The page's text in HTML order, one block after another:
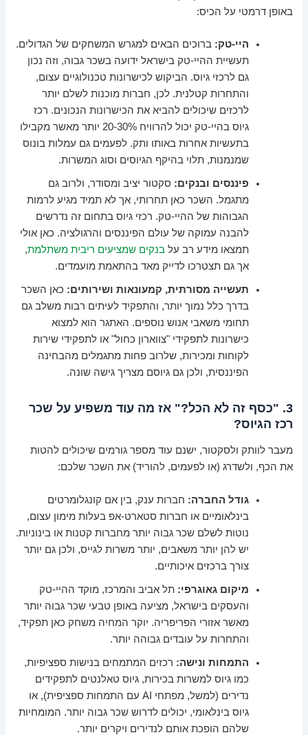
באופן דרמטי על הכיס:
היי-טק: ברוכים הבאים למגרש המשחקים של הגדולים.
תעשיית ההיי-טק בישראל ידועה בשכר גבוה, וזה נכון
גם לרכזי גיוס. הביקוש לכישרונות טכנולוגיים עצום,
והתחרות קטלנית. לכן, חברות מוכנות לשלם יותר
לרכזים שיכולים להביא את הכישרונות הנכונים. רכז
גיוס בהיי-טק יכול להרוויח 20-30% יותר מאשר מקבילו
בתעשיות אחרות באותו ותק. לפעמים גם עמלות בונוס
שמנמנות, תלוי בהיקף הגיוסים וסוג המשרות.
פיננסים ובנקים: סקטור יציב ומסודר, ולרוב גם
מתגמל. השכר כאן תחרותי, אך לא תמיד מגיע לרמות
הגבוהות של ההיי-טק. רכזי גיוס בתחום זה נדרשים
להבנה עמוקה של עולם הפיננסים והרגולציה. כאן אולי
תמצאו מידע רב עלבנקים שמציעים ריבית משתלמת,
אך גם תצטרכו לדייק מאד בהתאמת מועמדים.
תעשייה מסורתית, קמעונאות ושירותים: כאן השכר
בדרך כלל נמוך יותר, והתפקיד לעיתים רבות משלב גם
תחומי משאבי אנוש נוספים. האתגר הוא למצוא
כישרונות לתפקידי "צווארון כחול" או לתפקידי שירות
לקוחות ומכירות, שלרוב פחות מתגמלים מהבחינה
הפיננסית, ולכן גם גיוסם מצריך גישה שונה.
3. "כסף זה לא הכל?" אז מה עוד משפיע על שכר
רכז הגיוס?
מעבר לוותק ולסקטור, ישנם עוד מספר גורמים שיכולים להטות
את הכף, ולשדרג (או לפעמים, להוריד) את השכר שלכם:
גודל החברה: חברות ענק, בין אם קונגלומרטים
בינלאומיים או חברות סטארט-אפ בעלות מימון עצום,
נוטות לשלם שכר גבוה יותר מחברות קטנות או בינוניות.
יש להן יותר משאבים, יותר משרות לגייס, ולכן גם יותר
צורך ברכזים איכותיים.
מיקום גאוגרפי: תל אביב והמרכז, מוקד ההיי-טק
והעסקים בישראל, מציעה באופן טבעי שכר גבוה יותר
מאשר אזורי הפריפריה. יוקר המחיה משחק כאן תפקיד,
והתחרות על עובדים גבוהה יותר.
התמחות ונישה: רכזים המתמחים בנישות ספציפיות,
כמו גיוס למשרות בכירות, גיוס טאלנטים לתפקידים
נדירים (למשל, מפתחי AI עם התמחות ספציפית), או
גיוס בינלאומי, יכולים לדרוש שכר גבוה יותר. המומחיות
שלהם הופכת אותם לנדירים ויקרים יותר.